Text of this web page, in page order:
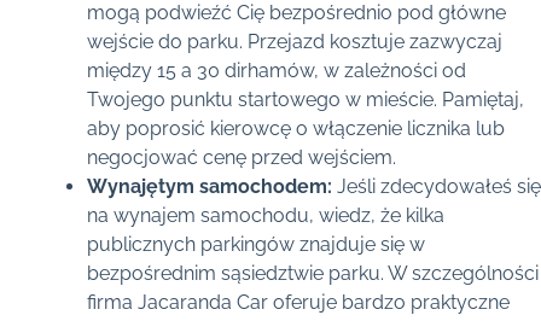
mogą podwieźć Cię bezpośrednio pod główne
wejście do parku. Przejazd kosztuje zazwyczaj
między 15 a 30 dirhamów, w zależności od
Twojego punktu startowego w mieście. Pamiętaj,
aby poprosić kierowcę o włączenie licznika lub
negocjować cenę przed wejściem.
Wynajętym samochodem: Jeśli zdecydowałeś się
na wynajem samochodu, wiedz, że kilka
publicznych parkingów znajduje się w
bezpośrednim sąsiedztwie parku. W szczególności
firma Jacaranda Car oferuje bardzo praktyczne